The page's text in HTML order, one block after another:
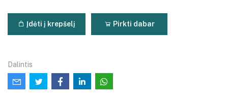
Įdėti į krepšelį Pirkti dabar
Dalintis